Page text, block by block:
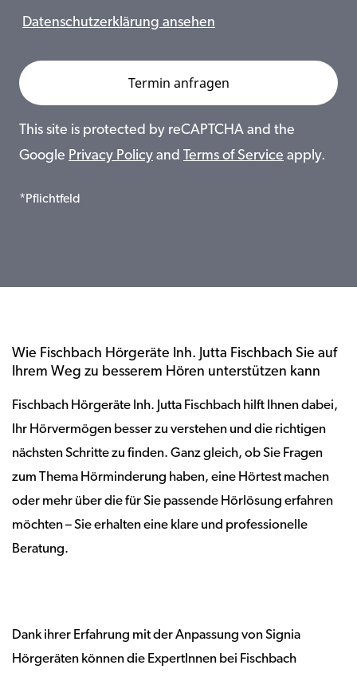
Datenschutzerklärung ansehen
This site is protected by reCAPTCHA and the
Google Privacy Policy and Terms of Service apply.
*Pflichtfeld
Wie Fischbach Hörgeräte Inh. Jutta Fischbach Sie auf
Ihrem Weg zu besserem Hören unterstützen kann
Fischbach Hörgeräte Inh. Jutta Fischbach hilft Ihnen dabei,
Ihr Hörvermögen besser zu verstehen und die richtigen
nächsten Schritte zu finden. Ganz gleich, ob Sie Fragen
zum Thema Hörminderung haben, eine Hörtest machen
oder mehr über die für Sie passende Hörlösung erfahren
möchten – Sie erhalten eine klare und professionelle
Beratung.
Dank ihrer Erfahrung mit der Anpassung von Signia
Hörgeräten können die ExpertInnen bei Fischbach